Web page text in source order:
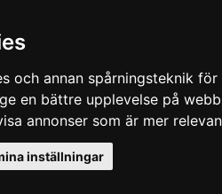
och annan spårningsteknik
en bättre upplevelse på
annonser som är mer
inställningar